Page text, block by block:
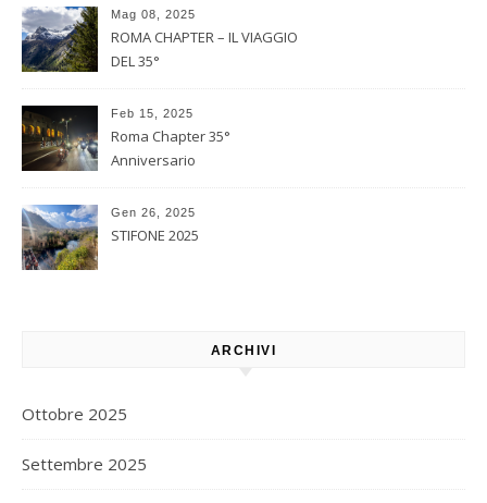
Mag 08, 2025
ROMA CHAPTER – IL VIAGGIO
DEL 35°
Feb 15, 2025
Roma Chapter 35°
Anniversario
Gen 26, 2025
STIFONE 2025
ARCHIVI
Ottobre 2025
Settembre 2025